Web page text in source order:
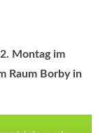
Montag im
Raum Borby in